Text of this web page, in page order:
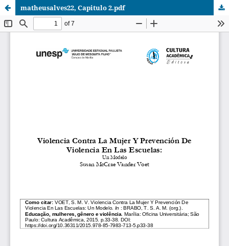
matheusalves22, Capitulo 2.pdf